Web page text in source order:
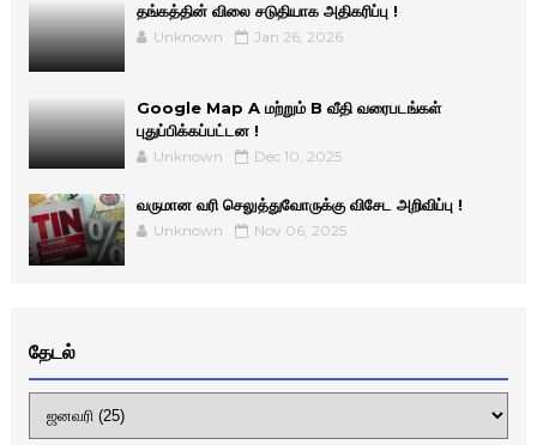
தங்கத்தின் விலை சடுதியாக அதிகரிப்பு !
Unknown Jan 26, 2026
Google Map A மற்றும் B வீதி வரைபடங்கள்
புதுப்பிக்கப்பட்டன !
Unknown Dec 10, 2025
வருமான வரி செலுத்துவோருக்கு விசேட அறிவிப்பு !
Unknown Nov 06, 2025
தேடல்